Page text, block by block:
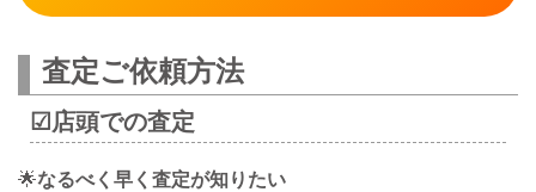
査定ご依頼方法
☑︎店頭での査定
🌟なるべく早く査定が知りたい